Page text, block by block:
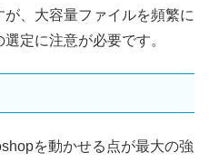
、大容量ファイルを頻繁に
定に注意が必要です。
を動かせる点が最大の強